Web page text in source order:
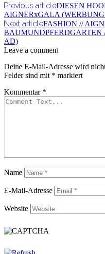
Previous articleDIESEN
AIGNERxGALA
Next articleFASHION //
AD)
Leave a comment
Deine E-Mail-Adresse wird
Felder sind mit * markiert
Kommentar *
Name
E-Mail-Adresse
Website